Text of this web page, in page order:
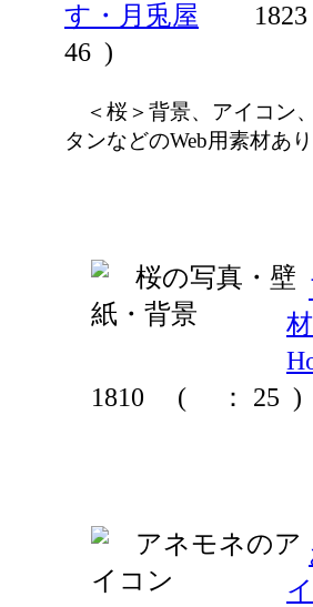
す・月兎屋
1823
46 )
＜桜＞背景、アイコン
タンなどのWeb用素材あ
1810
( ： 25 )